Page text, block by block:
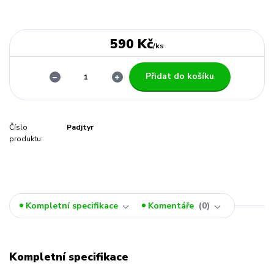
590 Kč/ks
Přidat do košíku
Číslo
produktu:
Padjtyr
Kompletní specifikace Komentáře 0
Kompletní specifikace